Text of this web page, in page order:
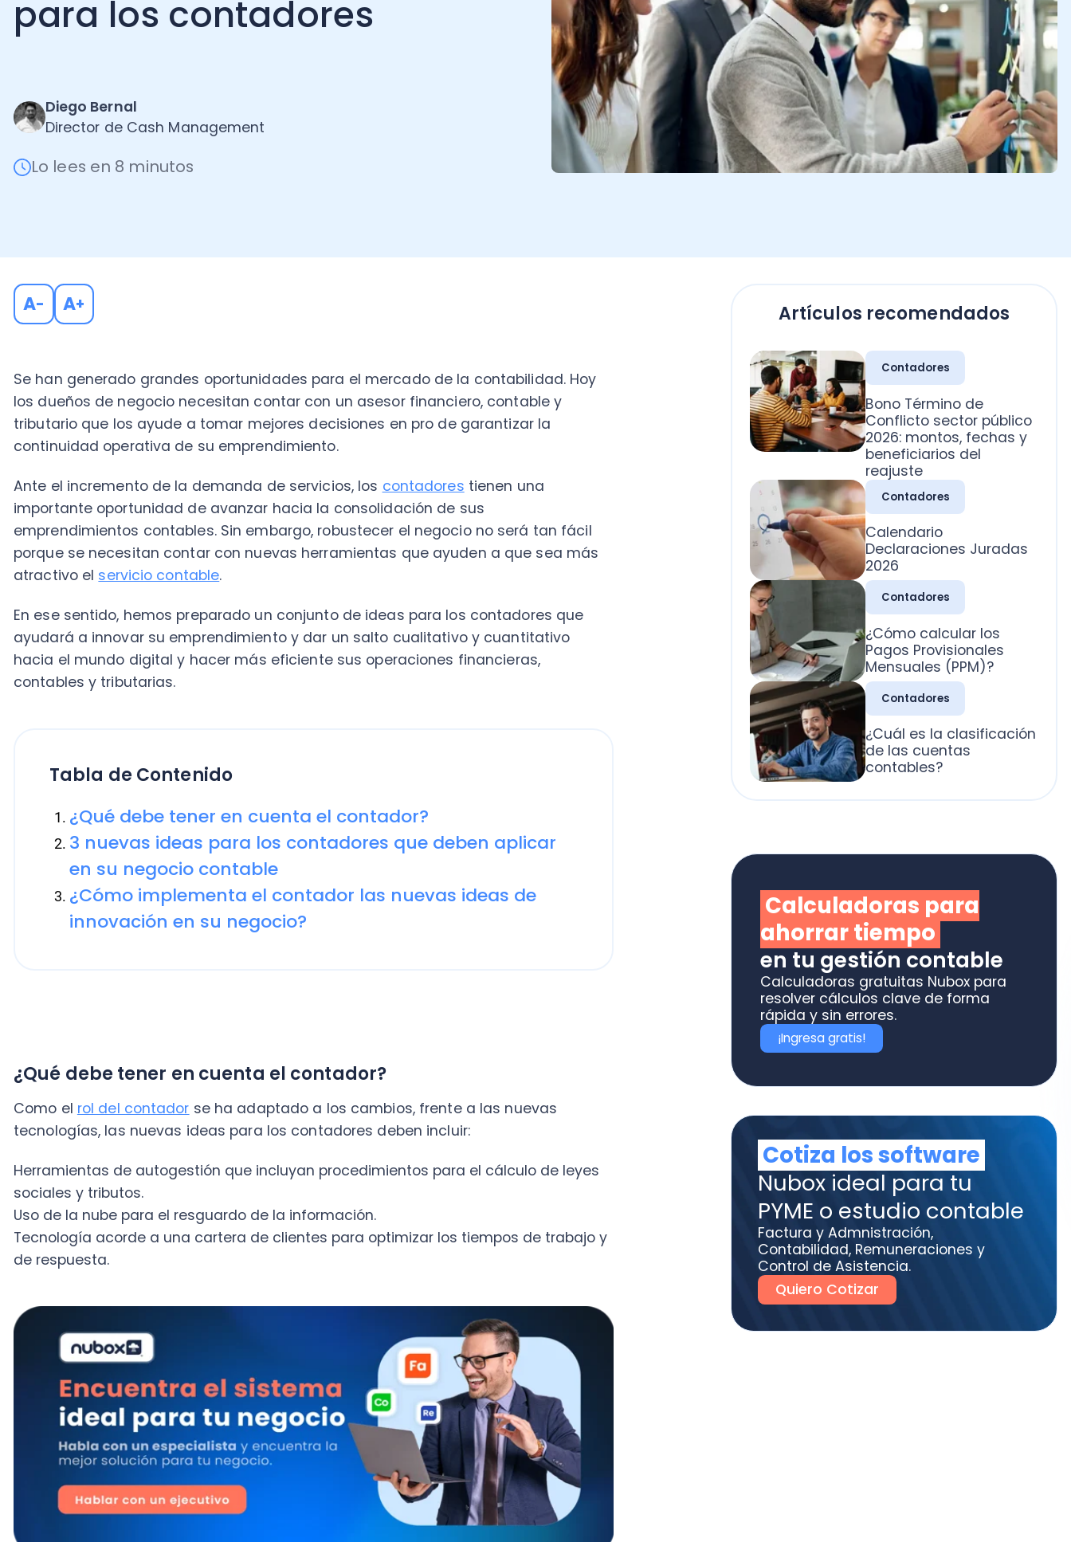
Lo lees en 8 minutos
Se han generado grandes oportunidades para el mercado de la contabilidad. Hoy
continuidad operativa de su emprendimiento.
Ante el incremento de la demanda de servicios, los contadores tienen una
importante oportunidad de avanzar hacia la consolidación de sus
emprendimientos contables. Sin embargo, robustecer el negocio no será tan fácil
atractivo elservicio contable.
En ese sentido, hemos preparado un conjunto de ideas para los contadores que
ayudará a innovar su emprendimiento y dar un salto cualitativo y cuantitativo
hacia el mundo digital y hacer más eficiente sus operaciones financieras,
contables y tributarias.
Tabla de Contenido
¿Cómo implementa el contador las nuevas ideas de
innovación en su negocio?
Uso de la nube para el resguardo de la información.
de respuesta.
3 nuevas ideas para los contadores que deben aplicar en su
negocio contable
La nuevas ideas para los contadores parte de la base de enfrentar los miedos y
emprender nuevos caminos, ante los movimientos bruscos del mercado y sobre
todo hoy en un contexto de pandemia, donde los distintos rubros comerciales han
Artículos recomendados
Contadores
Conflicto sector público
2026: montos, fechas y
beneficiarios del
reajuste
Contadores
Calendario
Declaraciones Juradas
2026
Contadores
¿Cómo calcular los
Pagos Provisionales
Mensuales (PPM)?
¿Cuál es la clasificación
de las cuentas
contables?
Calculadoras para
Calculadoras gratuitas Nubox para
resolver cálculos clave de forma
rápida y sin errores.
¡Ingresa gratis!
Cotiza los software
Nubox ideal para tu
PYME o estudio contable
Factura y Admnistración,
Control de Asistencia.
Quiero Cotizar